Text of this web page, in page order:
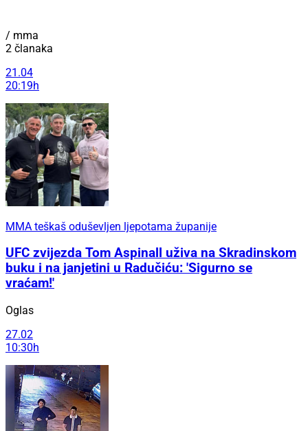
/ mma
2 članaka
21.04
20:19h
MMA teškaš oduševljen ljepotama županije
UFC zvijezda Tom Aspinall uživa na Skradinskom
buku i na janjetini u Radučiću: 'Sigurno se
vraćam!'
Oglas
27.02
10:30h